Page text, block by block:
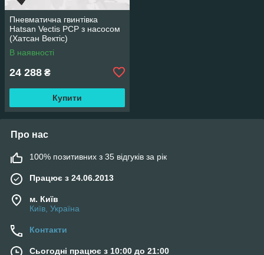
Пневматична гвинтівка
Hatsan Vectis PCP з насосом
(Хатсан Вектіс)
В наявності
24 288 ₴
Купити
Про нас
100% позитивних з 35 відгуків за рік
Працює з 24.06.2013
м. Київ
Київ, Україна
Контакти
Сьогодні працює з 10:00 до 21:00